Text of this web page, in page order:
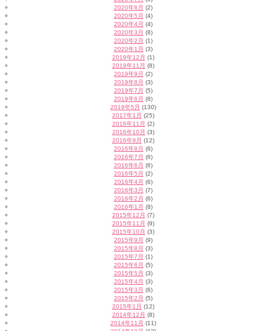
2020年6月 (2)
2020年5月 (4)
2020年4月 (4)
2020年3月 (8)
2020年2月 (1)
2020年1月 (3)
2019年12月 (1)
2019年11月 (8)
2019年9月 (2)
2019年8月 (3)
2019年7月 (5)
2019年6月 (8)
2019年5月 (130)
2017年1月 (25)
2016年11月 (2)
2016年10月 (3)
2016年9月 (12)
2016年8月 (6)
2016年7月 (6)
2016年6月 (6)
2016年5月 (2)
2016年4月 (6)
2016年3月 (7)
2016年2月 (6)
2016年1月 (8)
2015年12月 (7)
2015年11月 (9)
2015年10月 (3)
2015年9月 (9)
2015年8月 (3)
2015年7月 (1)
2015年6月 (5)
2015年5月 (3)
2015年4月 (3)
2015年3月 (6)
2015年2月 (5)
2015年1月 (12)
2014年12月 (8)
2014年11月 (11)